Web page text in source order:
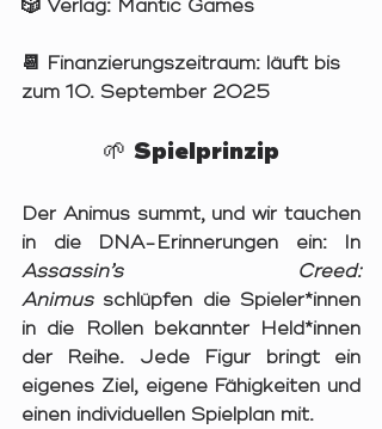
🎲 Verlag: Mantic Games
📆 Finanzierungszeitraum: läuft bis
zum 10. September 2025
🌱 Spielprinzip
Der Animus summt, und wir tauchen
in die DNA-Erinnerungen ein: In
Assassin’s Creed:
Animus schlüpfen die Spieler*innen
in die Rollen bekannter Held*innen
der Reihe. Jede Figur bringt ein
eigenes Ziel, eigene Fähigkeiten und
einen individuellen Spielplan mit.